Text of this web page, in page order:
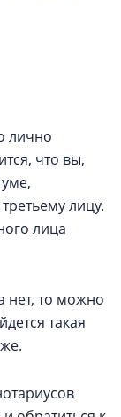
лично
что вы,
лицу.
лица
нет, то можно
такая